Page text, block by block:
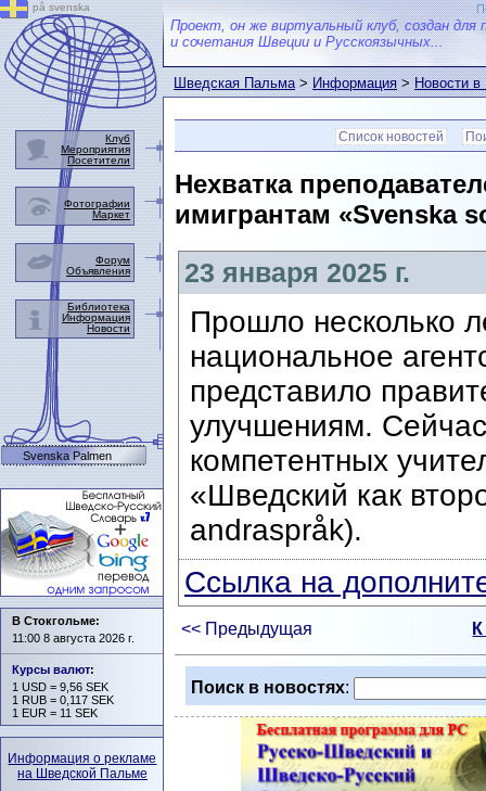
Проект, он же виртуальный клуб, создан для
и сочетания Швеции и Русскоязычных...
Шведская Пальма>Информация>Новости
Список новостей
Нехватка
имигрантам «Svenska
23 января 2025 г.
Прошло несколько
национальное
представило
улучшениям.
компетентных
«Шведский как
andraspråk).
Ссылка на
<< Предыдущая
Поиск в новостях:
på svenska
Клуб
Мероприятия
Посетители
Фотографии
Маркет
Форум
Объявления
Библиотека
Информация
Новости
Svenska Palmen
В Стокгольме:
11:00 8 августа 2026 г.
Курсы валют:
1 USD = 9,56 SEK
1 RUB = 0,117 SEK
1 EUR = 11 SEK
Информация о рекламе
на Шведской Пальме